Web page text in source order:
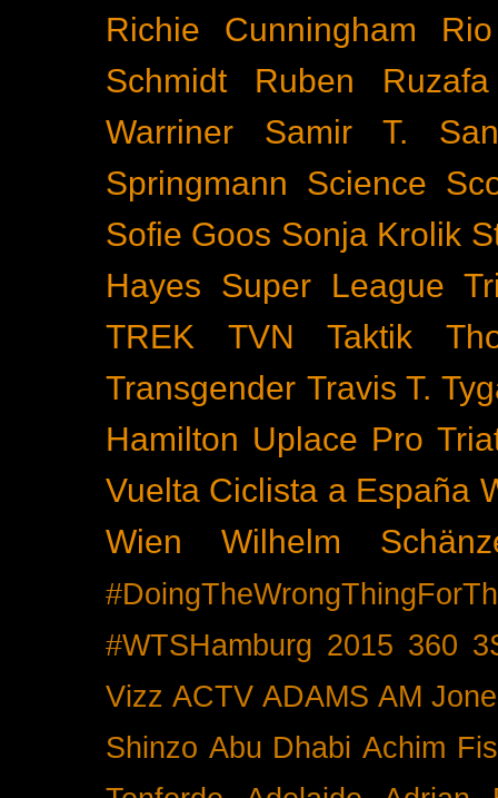
Richie Cunningham
Rio
Schmidt
Ruben Ruzafa
Warriner
Samir T.
Springmann
Science
Sofie Goos Sonja Krolik
Hayes
Super League
TREK
TVN Taktik
Transgender Travis T.
Hamilton Uplace Pro
Vuelta Ciclista a España
Wien
Wilhelm
#WTSHamburg 2015 360
Vizz ACTV ADAMS AM
Shinzo Abu Dhabi Achim